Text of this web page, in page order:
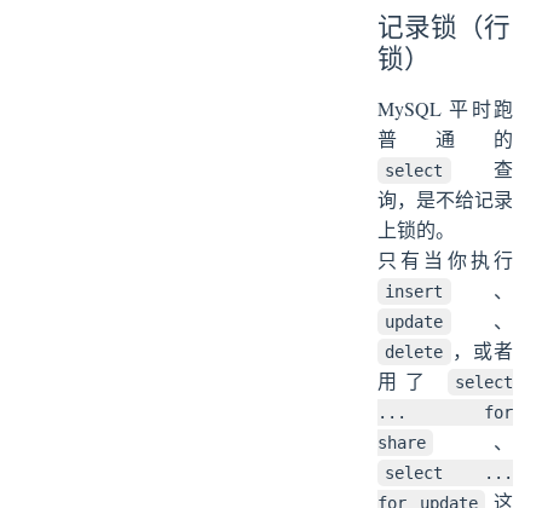
记录锁（行
锁）
MySQL 平时跑
普通的
select
查
询，是不给记录
上锁的。
只有当你执行
insert 、
update 、
delete
，或者
用了
select
... for
share
、
select ...
for update
这